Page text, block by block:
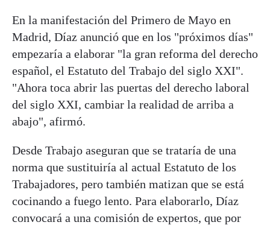
En la manifestación del Primero de Mayo en
Madrid, Díaz anunció que en los "próximos días"
empezaría a elaborar "la gran reforma del derecho
español, el Estatuto del Trabajo del siglo XXI".
"Ahora toca abrir las puertas del derecho laboral
del siglo XXI, cambiar la realidad de arriba a
abajo", afirmó.
Desde Trabajo aseguran que se trataría de una
norma que sustituiría al actual Estatuto de los
Trabajadores, pero también matizan que se está
cocinando a fuego lento. Para elaborarlo, Díaz
convocará a una comisión de expertos, que por